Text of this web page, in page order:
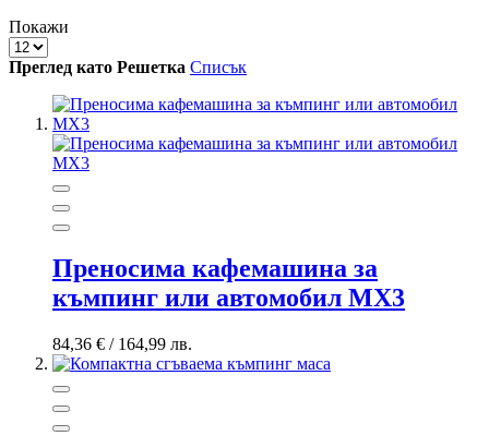
Покажи
Преглед като Решетка Списък
Преносима кафемашина за
къмпинг или автомобил MX3
84,36 € / 164,99 лв.